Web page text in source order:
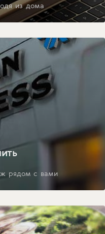
из дома
рядом с вами